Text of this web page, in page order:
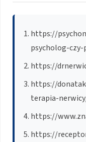
https://
psycholog-
https://
https://
terapia-
https://
https://